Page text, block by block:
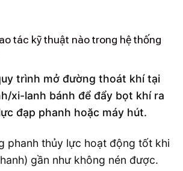
tác kỹ thuật nào trong hệ thống
trình mở đường thoát khí tại
xi-lanh bánh để đẩy bọt khí ra
đạp phanh hoặc máy hút.
phanh thủy lực hoạt động tốt khi
gần như không nén được.